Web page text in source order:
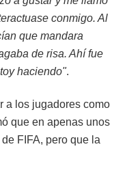
conmigo. Al
que mandara
de risa. Ahí fue
haciendo".
a los jugadores como
que en apenas unos
FIFA, pero que la